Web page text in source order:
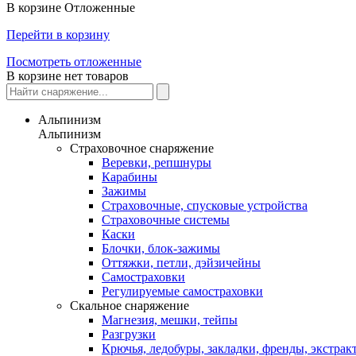
В корзине Отложенные
Перейти в корзину
Посмотреть отложенные
В корзине нет товаров
Альпинизм
Альпинизм
Страховочное снаряжение
Веревки, репшнуры
Карабины
Зажимы
Страховочные, спусковые устройства
Страховочные системы
Каски
Блочки, блок-зажимы
Оттяжки, петли, дэйзичейны
Самостраховки
Регулируемые самостраховки
Скальное снаряжение
Магнезия, мешки, тейпы
Разгрузки
Крючья, ледобуры, закладки, френды,